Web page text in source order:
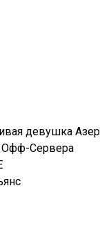
девушка
Офф-Сервера